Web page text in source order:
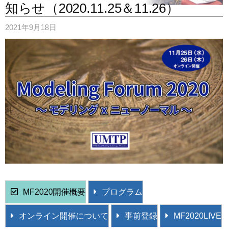
知らせ（2020.11.25＆11.26）
2021年9月18日
MF2020開催概要 プログラム
オンライン開催について 事前登録 MF2020LIVE